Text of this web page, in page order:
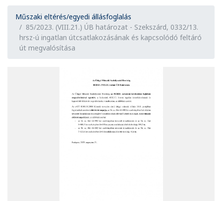
Műszaki eltérés/egyedi állásfoglalás
85/2023. (VIII.21.) ÚB határozat - Szekszárd, 0332/13.
hrsz-ú ingatlan útcsatlakozásának és kapcsolódó feltáró
út megvalósítása